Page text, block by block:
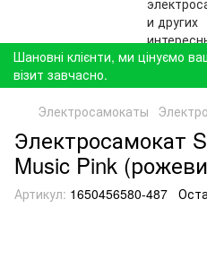
Шановні клієнти, ми цінуємо
візит завчасно.
Электросамокаты
Электросамокат
Music Pink
Артикул: 1650456580-487